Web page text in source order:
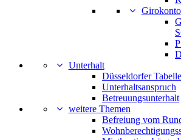
Girokonto
Unterhalt
Düsseldorfer Tabelle
Unterhaltsanspruch
Betreuungsunterhalt
weitere Themen
Befreiung vom